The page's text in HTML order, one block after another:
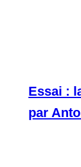
Essai :
par